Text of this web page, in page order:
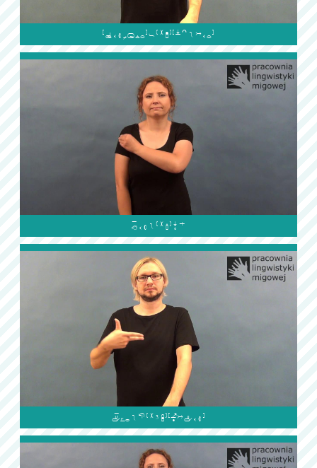


